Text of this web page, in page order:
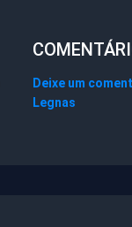
Deixe um
Legnas